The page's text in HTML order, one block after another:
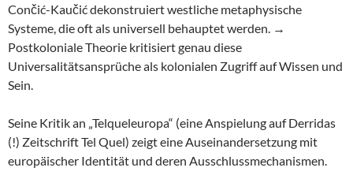
Cončić-Kaučić dekonstruiert westliche metaphysische
Systeme, die oft als universell behauptet werden. →
Postkoloniale Theorie kritisiert genau diese
Universalitätsansprüche als kolonialen Zugriff auf Wissen und
Sein.
Seine Kritik an „Telqueleuropa“ (eine Anspielung auf Derridas
(!) Zeitschrift Tel Quel) zeigt eine Auseinandersetzung mit
europäischer Identität und deren Ausschlussmechanismen.